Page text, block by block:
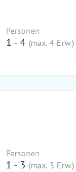
Personen
1 - 4 (max. 4 Erw.)
Personen
1 - 3 (max. 3 Erw.)